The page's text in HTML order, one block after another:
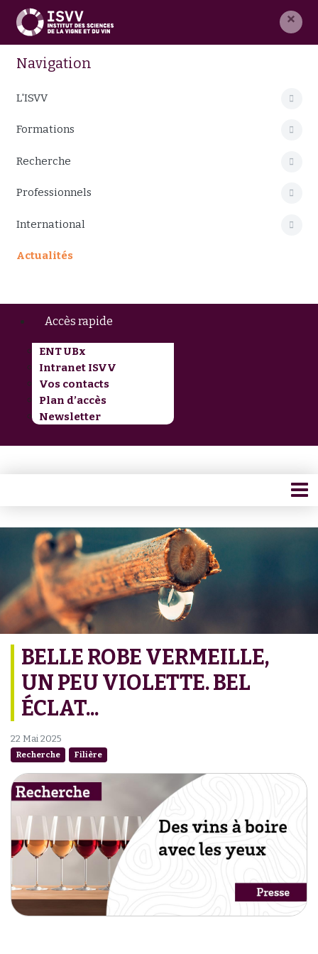
×
Navigation
L'ISVV
Formations
Recherche
Professionnels
International
Actualités
Accès rapide
ENT UBx
Intranet ISVV
Vos contacts
Plan d’accès
Newsletter
BELLE ROBE VERMEILLE,
UN PEU VIOLETTE. BEL
ÉCLAT...
22 Mai 2025
Recherche Filière